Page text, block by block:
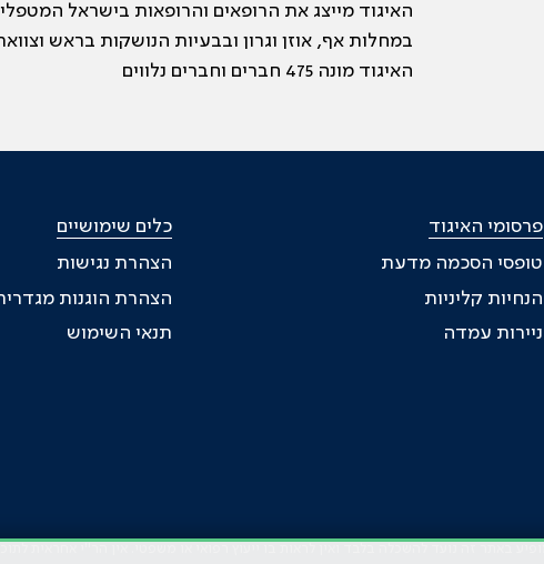
האיגוד מייצג את הרופאים והרופאות בישראל
במחלות אף, אוזן וגרון ובבעיות הנושקות בראש
האיגוד מונה 475 חברים וחברים נלווים
פרסומי האיגוד
טופסי הסכמה מדעת
הנחיות קליניות
ניירות עמדה
כלים שימושיים
הצהרת נגישות
הצהרת הוגנות
תנאי השימוש